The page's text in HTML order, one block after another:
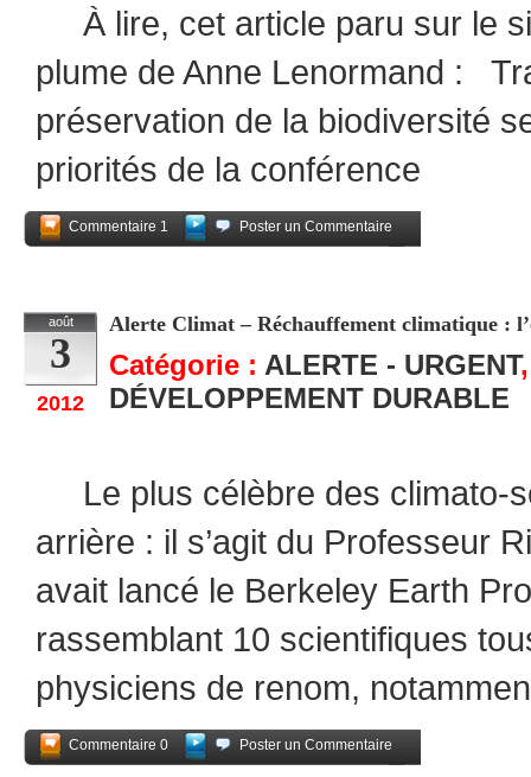
À lire, cet article paru sur le
plume de Anne Lenormand :
préservation de la biodiversité
priorités de la conférence
Commentaire 1
Poster un Commentaire
août
3
2012
Alerte Climat – Réchauffement climatique :
Catégorie : ALERTE - URGENT
DÉVELOPPEMENT DURABLE
Le plus célèbre des climato-
arrière : il s’agit du Professeur
avait lancé le Berkeley Earth
rassemblant 10 scientifiques
physiciens de renom,
Commentaire 0
Poster un Commentaire